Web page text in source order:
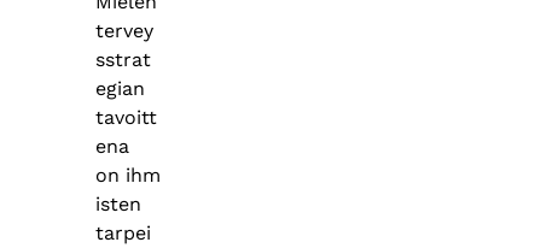
tervey
sstrat
egian
tavoitt
ena
on ihm
isten
tarpei